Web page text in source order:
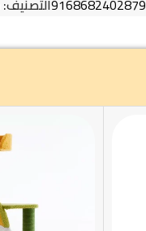
9168682402879التصنيف: